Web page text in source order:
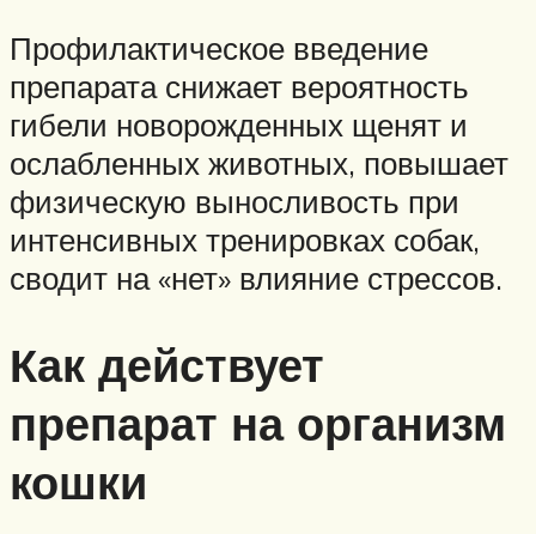
Профилактическое введение
препарата снижает вероятность
гибели новорожденных щенят и
ослабленных животных, повышает
физическую выносливость при
интенсивных тренировках собак,
сводит на «нет» влияние стрессов.
Как действует
препарат на организм
кошки